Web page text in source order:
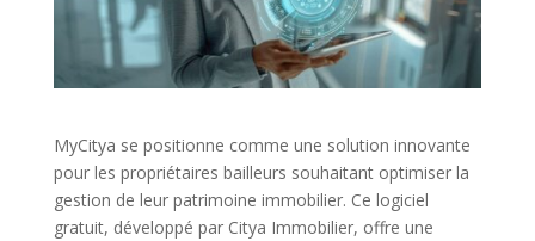
MyCitya se positionne comme une solution innovante
pour les propriétaires bailleurs souhaitant optimiser la
gestion de leur patrimoine immobilier. Ce logiciel
gratuit, développé par Citya Immobilier, offre une